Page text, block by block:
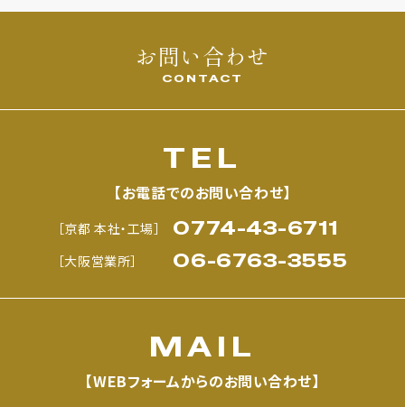
お問い合わせ
CONTACT
TEL
【お電話でのお問い合わせ】
［京都 本社・工場］ 0774-43-6711
［大阪営業所］ 06-6763-3555
MAIL
【WEBフォームからのお問い合わせ】